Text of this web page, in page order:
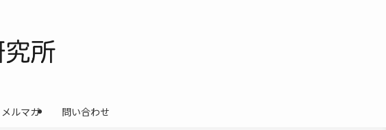
メルマガ 問い合わせ